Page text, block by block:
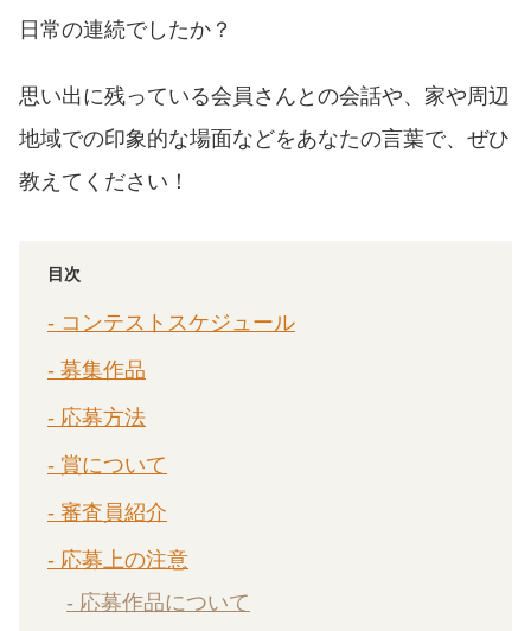
日常の連続でしたか？
思い出に残っている会員さんとの会話や、家や周辺
地域での印象的な場面などをあなたの言葉で、ぜひ
教えてください！
目次
- コンテストスケジュール
- 募集作品
- 応募方法
- 賞について
- 審査員紹介
- 応募上の注意
- 応募作品について